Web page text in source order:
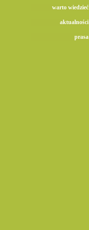
warto wiedzieć
aktualności
prasa